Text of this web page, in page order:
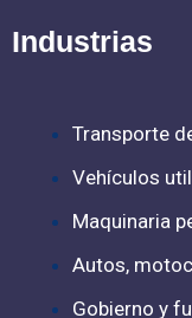
b
k
-
f
Industrias
Transporte
Vehículos
Maquinaria
Autos,
Gobierno y